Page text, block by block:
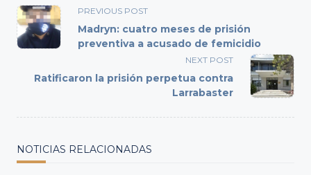
<span
class="nav-
subtitle
reader-
PREVIOUS POST
Madryn: cuatro meses de prisión
preventiva a acusado de femicidio
NEXT POST
Ratificaron la prisión perpetua contra
Larrabaster
NOTICIAS RELACIONADAS